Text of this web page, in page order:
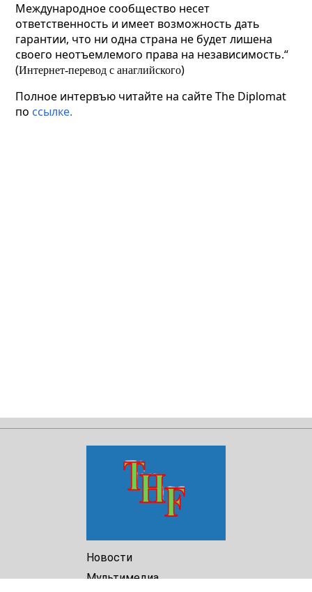
Международное сообщество несет
ответственность и имеет возможность дать
гарантии, что ни одна страна не будет лишена
своего неотъемлемого права на независимость.“
(Интернет-перевод с анаглийского)
Полное интервъю читайте на сайте The Diplomat
по ссылке.
Новости
Мультимедиа